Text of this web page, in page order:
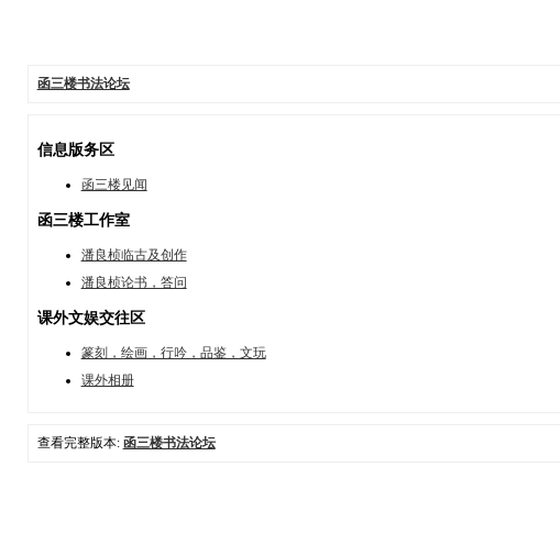
函三楼书法论坛
信息版务区
函三楼见闻
函三楼工作室
潘良桢临古及创作
潘良桢论书，答问
课外文娱交往区
篆刻，绘画，行吟，品鉴，文玩
课外相册
查看完整版本: 函三楼书法论坛